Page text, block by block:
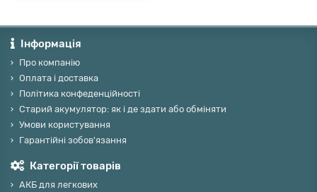
Інформація
Про компанію
Оплата і доставка
Політика конфеденційності
Старий акумулятор: як і де здати або обміняти
Умови користування
Гарантійні зобов'язання
Категорії товарів
АКБ для легкових